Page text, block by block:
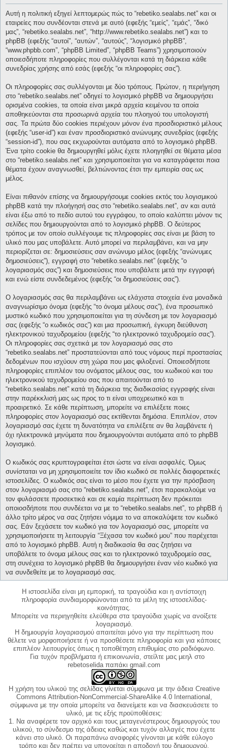
Αυτή η πολιτική εξηγεί λεπτομερώς πώς το “rebetiko.sealabs.net” και οι
εταιρείες που συνδέονται στενά με αυτό (εφεξής “εμείς”, “εμάς”, “δικό
μας”, “rebetiko.sealabs.net”, “http://www.rebetiko.sealabs.net”) και το
phpBB (εφεξής “αυτοί”, “αυτών”, “αυτούς”, “λογισμικό phpBB”,
“www.phpbb.com”, “phpBB Limited”, “phpBB Teams”) χρησιμοποιούν
οποιεσδήποτε πληροφορίες που συλλέγονται κατά τη διάρκεια κάθε
συνεδρίας χρήσης από εσάς (εφεξής “οι πληροφορίες σας”).
Οι πληροφορίες σας συλλέγονται με δύο τρόπους. Πρώτον, η περιήγηση
στο “rebetiko.sealabs.net” οδηγεί το λογισμικό phpBB να δημιουργήσει
ορισμένα cookies, τα οποία είναι μικρά αρχεία κειμένου τα οποία
αποθηκεύονται στα προσωρινά αρχεία του πλοηγού του υπολογιστή
σας. Τα πρώτα δύο cookies περιέχουν μόνον ένα προσδιοριστικό μέλους
(εφεξής “user-id”) και έναν προσδιοριστικό ανώνυμης συνεδρίας (εφεξής
“session-id”), που σας εκχωρούνται αυτόματα από το λογισμικό phpBB.
Ένα τρίτο cookie θα δημιουργηθεί μόλις έχετε πλοηγηθεί σε θέματα μέσα
στο “rebetiko.sealabs.net” και χρησιμοποιείται για να καταγράφεται ποια
θέματα έχουν αναγνωσθεί, βελτιώνοντας έτσι την εμπειρία σας ως
μέλος.
Είναι πιθανόν επίσης να δημιουργήσουμε cookies εκτός του λογισμικού
phpBB κατά την πλοήγησή σας στο “rebetiko.sealabs.net”, αν και αυτά
είναι έξω από το πεδίο αυτού του εγγράφου, το οποίο καλύπτει μόνον τις
σελίδες που δημιουργούνται από το λογισμικό phpBB. Ο δεύτερος
τρόπος με τον οποίο συλλέγουμε τις πληροφορίες σας είναι με βάση το
υλικό που μας υποβάλετε. Αυτό μπορεί να περιλαμβάνει, και να μην
περιορίζεται σε: δημοσιεύσεις σαν ανώνυμο μέλος (εφεξής “ανώνυμες
δημοσιεύσεις”), εγγραφή στο “rebetiko.sealabs.net” (εφεξής “ο
λογαριασμός σας”) και δημοσιεύσεις που υποβάλετε μετά την εγγραφή
και ενώ είστε συνδεδεμένος (εφεξής “οι δημοσιεύσεις σας”).
Ο λογαριασμός σας θα περιλαμβάνει ως ελάχιστα στοιχεία ένα μοναδικά
αναγνωρίσιμο όνομα (εφεξής “το όνομα μέλους σας”), ένα προσωπικό
μυστικό κωδικό που χρησιμοποιείται για τη σύνδεση με τον λογαριασμό
σας (εφεξής “ο κωδικός σας”) και μια προσωπική, έγκυρη διεύθυνση
ηλεκτρονικού ταχυδρομείου (εφεξής “το ηλεκτρονικό ταχυδρομείο σας”).
Οι πληροφορίες σας σχετικά με τον λογαριασμό σας στο
“rebetiko.sealabs.net” προστατεύονται από τους νόμους περί προστασίας
δεδομένων που ισχύουν στη χώρα που μας φιλοξενεί. Οποιεσδήποτε
πληροφορίες επιπλέον του ονόματος μέλους σας, του κωδικού και του
ηλεκτρονικού ταχυδρομείου σας που απαιτούνται από το
“rebetiko.sealabs.net” κατά τη διάρκεια της διαδικασίας εγγραφής είναι
στην παρέκκλισή μας ως προς το τι είναι υποχρεωτικό και τι
προαιρετικό. Σε κάθε περίπτωση, μπορείτε να επιλέξετε ποιες
πληροφορίες στον λογαριασμό σας εκτίθενται δημόσια. Επιπλέον, στον
λογαριασμό σας έχετε τη δυνατότητα να επιλέξετε αν θα λαμβάνετε ή
όχι ηλεκτρονικά μηνύματα που δημιουργούνται αυτόματα από το phpBB
λογισμικό.
Ο κωδικός σας κρυπτογραφείται έτσι ώστε να είναι ασφαλές. Όμως
συνίσταται να μη χρησιμοποιείτε τον ίδιο κωδικό σε πολλές διαφορετικές
ιστοσελίδες. Ο κωδικός σας είναι το μέσο που έχετε για την πρόσβαση
στον λογαριασμό σας στο “rebetiko.sealabs.net”, έτσι παρακαλούμε να
τον φυλάσσετε προσεκτικά και σε καμία περίπτωση δεν πρόκειται
οποιοσδήποτε που συνδέεται να με το “rebetiko.sealabs.net”, το phpBB ή
άλλο τρίτο μέρος να σας ζητήσει νόμιμα το να αποκαλύψετε τον κωδικό
σας. Εάν ξεχάσετε τον κωδικό για τον λογαριασμό σας, μπορείτε να
χρησιμοποιήσετε τη λειτουργία “Ξέχασα τον κωδικό μου” που παρέχεται
από το λογισμικό phpBB. Αυτή η διαδικασία θα σας ζητήσει να
υποβάλετε το όνομα μέλους σας και το ηλεκτρονικό ταχυδρομείο σας,
στη συνέχεια το λογισμικό phpBB θα δημιουργήσει έναν νέο κωδικό για
να συνδεθείτε με το λογαριασμό σας.
Η ιστοσελίδα είναι μη εμπορική, τα τραγούδια και η αντίστοιχη
πληροφορία συνδιαμορφώνονται από τα μέλη της ιστοσελίδας-
κοινότητας.
Μπορείτε να περιηγηθείτε ελεύθερα στα τραγούδια χωρίς να ανοίξετε
λογαριασμό.
Η δημιουργία λογαριασμού απαιτείται μόνο για την περίπτωση που
θέλετε να μορφοποιήσετε ή να προσθέσετε πληροφορία και για κάποιες
επιπλέον λειτουργίες όπως η τοποθέτηση επιθυμίας στο ραδιόφωνο.
Για τυχόν προβλήματα ή επικοινωνία, στείλτε μας μεηλ στο
rebetoselida παπάκι gmail.com
Η χρήση του υλικού της σελίδας γίνεται σύμφωνα με την άδεια Creative
Commons Attribution-NonCommercial-ShareAlike 4.0 International,
σύμφωνα με την οποία μπορείτε να διανείμετε και να διασκευάσετε το
υλικό, με τις εξής προϋποθέσεις:
1. Να αναφέρετε τον αρχικό και τους μεταγενέστερους δημιουργούς του
υλικού, το σύνδεσμο της άδειας καθώς και τυχόν αλλαγές που έχετε
κάνει στο υλικό. Οι παραπάνω αναφορές γίνονται με κάθε εύλογο
τρόπο και δεν πρέπει να υπονοείται η αποδοχή του δημιουργού.